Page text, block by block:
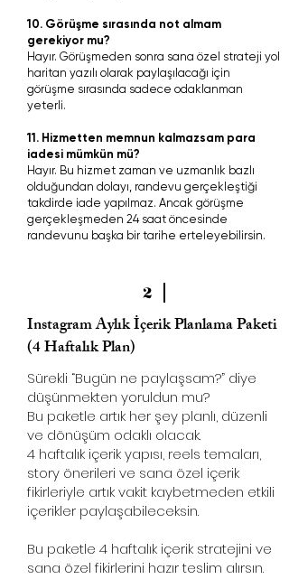
10. Görüşme sırasında not almam
gerekiyor mu?
Hayır. Görüşmeden sonra sana özel strateji yol
haritan yazılı olarak paylaşılacağı için
görüşme sırasında sadece odaklanman
yeterli.
​​11. Hizmetten memnun kalmazsam para
iadesi mümkün mü?
Hayır. Bu hizmet zaman ve uzmanlık bazlı
olduğundan dolayı, randevu gerçekleştiği
takdirde iade yapılmaz. Ancak görüşme
gerçekleşmeden 24 saat öncesinde
randevunu başka bir tarihe erteleyebilirsin.​
2
Instagram Aylık İçerik Planlama Paketi
(4 Haftalık Plan)
Sürekli “Bugün ne paylaşsam?” diye
düşünmekten yoruldun mu?
Bu paketle artık her şey planlı, düzenli
ve dönüşüm odaklı olacak.
4 haftalık içerik yapısı, reels temaları,
story önerileri ve sana özel içerik
fikirleriyle artık vakit kaybetmeden etkili
içerikler paylaşabileceksin.
Bu paketle 4 haftalık içerik stratejini ve
sana özel fikirlerini hazır teslim alırsın.